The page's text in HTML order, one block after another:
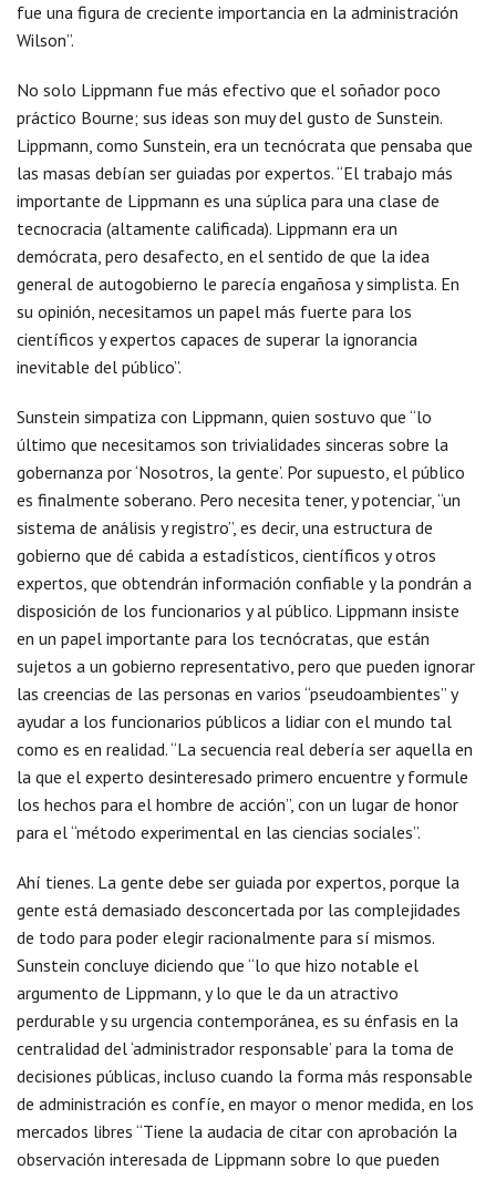
fue una figura de creciente importancia en la administración
Wilson”.
No solo Lippmann fue más efectivo que el soñador poco
práctico Bourne; sus ideas son muy del gusto de Sunstein.
Lippmann, como Sunstein, era un tecnócrata que pensaba que
las masas debían ser guiadas por expertos. “El trabajo más
importante de Lippmann es una súplica para una clase de
tecnocracia (altamente calificada). Lippmann era un
demócrata, pero desafecto, en el sentido de que la idea
general de autogobierno le parecía engañosa y simplista. En
su opinión, necesitamos un papel más fuerte para los
científicos y expertos capaces de superar la ignorancia
inevitable del público”.
Sunstein simpatiza con Lippmann, quien sostuvo que “lo
último que necesitamos son trivialidades sinceras sobre la
gobernanza por ‘Nosotros, la gente’. Por supuesto, el público
es finalmente soberano. Pero necesita tener, y potenciar, “un
sistema de análisis y registro”, es decir, una estructura de
gobierno que dé cabida a estadísticos, científicos y otros
expertos, que obtendrán información confiable y la pondrán a
disposición de los funcionarios y al público. Lippmann insiste
en un papel importante para los tecnócratas, que están
sujetos a un gobierno representativo, pero que pueden ignorar
las creencias de las personas en varios “pseudoambientes” y
ayudar a los funcionarios públicos a lidiar con el mundo tal
como es en realidad. “La secuencia real debería ser aquella en
la que el experto desinteresado primero encuentre y formule
los hechos para el hombre de acción”, con un lugar de honor
para el “método experimental en las ciencias sociales”.
Ahí tienes. La gente debe ser guiada por expertos, porque la
gente está demasiado desconcertada por las complejidades
de todo para poder elegir racionalmente para sí mismos.
Sunstein concluye diciendo que “lo que hizo notable el
argumento de Lippmann, y lo que le da un atractivo
perdurable y su urgencia contemporánea, es su énfasis en la
centralidad del ‘administrador responsable’ para la toma de
decisiones públicas, incluso cuando la forma más responsable
de administración es confíe, en mayor o menor medida, en los
mercados libres “Tiene la audacia de citar con aprobación la
observación interesada de Lippmann sobre lo que pueden